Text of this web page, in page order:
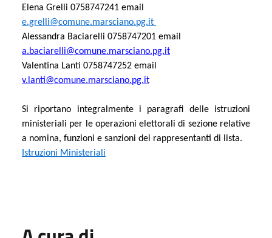
Elena Grelli 0758747241 email
e.grelli@comune.marsciano.pg.it
Alessandra Baciarelli 0758747201 email
a.baciarelli@comune.marsciano.pg.it
Valentina Lanti 0758747252 email
v.lanti@comune.marsciano.pg.it
Si riportano integralmente i paragrafi delle istruzioni
ministeriali per le operazioni elettorali di sezione relative
a nomina, funzioni e sanzioni dei rappresentanti di lista.
Istruzioni Ministeriali